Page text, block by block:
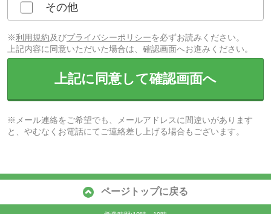
その他
※利用規約及びプライバシーポリシーを必ずお読みください。
上記内容に同意いただいた場合は、確認画面へお進みください。
上記に同意して確認画面へ
※メール連絡をご希望でも、メールアドレスに間違いがあります
と、やむなくお電話にてご連絡差し上げる場合もございます。
ページトップに戻る